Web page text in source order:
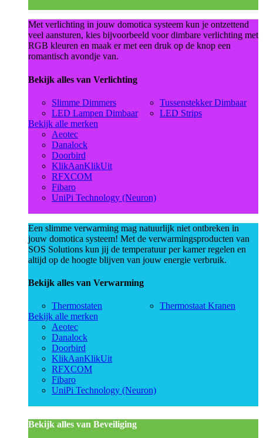
Met verlichting in jouw domotica systeem kun je ontzettend
veel aansturen, kies bijvoorbeeld voor dimbare verlichting met
RGB kleuren en maak er met een druk op de knop een
romantisch avondje van.
Bekijk alles van Verlichting
Slimme Dimmers
LED Lampen Dimbaar
Tussenstekker Dimbaar
LED Strips
Bekijk alle merken
Aeotec
Danalock
Doorbird
KlikAanKlikUit
RFXCOM
Fibaro
UniPi Technology (Neuron)
Een slimme verwarming mag natuurlijk niet ontbreken in
jouw domotica systeem! Met de verwarmingsproducten van
SOS Solutions kun jij de temperatuur per kamer regelen en
altijd op de hoogte blijven van jouw energie verbruik.
Bekijk alles van Verwarming
Thermostaten
Thermostaat Kranen
Bekijk alle merken
Aeotec
Danalock
Doorbird
KlikAanKlikUit
RFXCOM
Fibaro
UniPi Technology (Neuron)
Bekijk alles van Beveiliging